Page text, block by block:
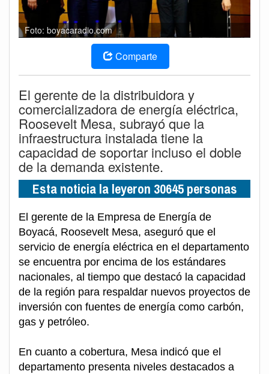
Foto: boyacaradio.com
Comparte
El gerente de la distribuidora y
comercializadora de energía eléctrica,
Roosevelt Mesa, subrayó que la
infraestructura instalada tiene la
capacidad de soportar incluso el doble
de la demanda existente.
Esta noticia la leyeron 30645 personas
El gerente de la Empresa de Energía de
Boyacá, Roosevelt Mesa, aseguró que el
servicio de energía eléctrica en el departamento
se encuentra por encima de los estándares
nacionales, al tiempo que destacó la capacidad
de la región para respaldar nuevos proyectos de
inversión con fuentes de energía como carbón,
gas y petróleo.
En cuanto a cobertura, Mesa indicó que el
departamento presenta niveles destacados a